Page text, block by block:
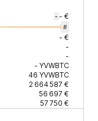
- - €
#
- €
-
-
- YVWBTC
46 YVWBTC
2 664 587 €
56 697 €
57 750 €